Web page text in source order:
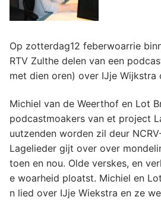
Op zotterdag12 feberwoarrie
RTV Zulthe delen van een
met dien oren) over IJje Wijkstra
Michiel van de Weerthof en Lot
podcastmoakers van et project
uutzenden worden zil deur
Lagelieder gijt over over
toen en nou. Olde verskes, en
e woarheid ploatst. Michiel en
n lied over IJje Wiekstra en ze